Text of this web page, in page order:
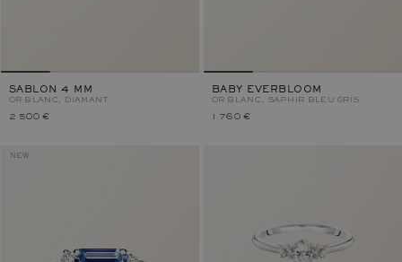
SABLON 4 MM
OR BLANC, DIAMANT
2 500 €
BABY EVERBLOOM
OR BLANC, SAPHIR BLEU GRIS
1 760 €
NEW